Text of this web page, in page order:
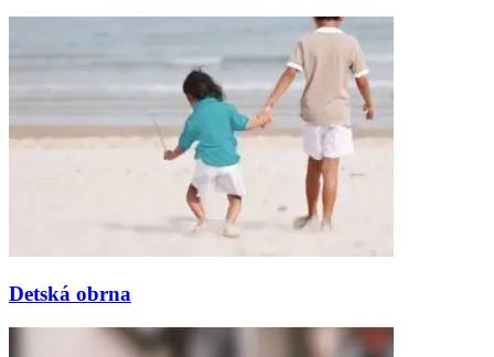
Detská obrna